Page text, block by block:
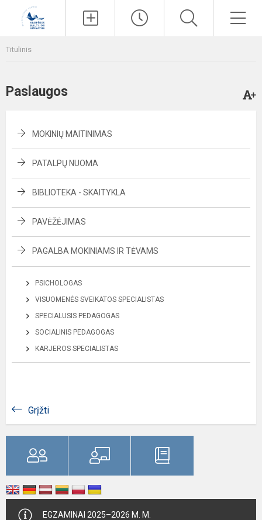
Titulinis
Paslaugos
MOKINIŲ MAITINIMAS
PATALPŲ NUOMA
BIBLIOTEKA - SKAITYKLA
PAVĖŽĖJIMAS
PAGALBA MOKINIAMS IR TĖVAMS
PSICHOLOGAS
VISUOMENĖS SVEIKATOS SPECIALISTAS
SPECIALUSIS PEDAGOGAS
SOCIALINIS PEDAGOGAS
KARJEROS SPECIALISTAS
Grįžti
EGZAMINAI 2025–2026 M. M.